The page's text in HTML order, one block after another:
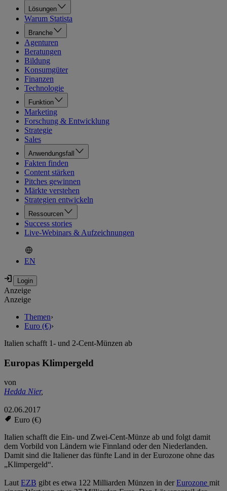
Lösungen
Warum Statista
Branche
Agenturen
Beratungen
Bildung
Konsumgüter
Finanzen
Technologie
Funktion
Marketing
Forschung & Entwicklung
Strategie
Sales
Anwendungsfall
Fakten finden
Content stärken
Pitches gewinnen
Märkte verstehen
Strategien entwickeln
Ressourcen
Success stories
Live-Webinars & Aufzeichnungen
EN
Anzeige
Anzeige
Themen›
Euro (€)›
Italien schafft 1- und 2-Cent-Münzen ab
Europas Klimpergeld
von
Hedda Nier,
02.06.2017
Euro (€)
Italien schafft die Ein- und Zwei-Cent-Münze ab und folgt damit
dem Vorbild von Ländern wie Finnland oder den Niederlanden.
Damit sind die Italiener das fünfte Land in der Eurozone ohne das
„Klimpergeld“.
LautEZB gibt es etwa 122 Milliarden Münzen in derEurozone mit